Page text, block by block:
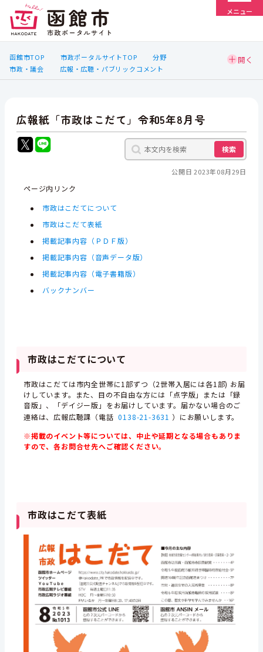
メニュー
函館市TOP 市政ポータルサイトTOP
分野
市政・議会
広報・広聴・パブリックコメント
広報紙「市政はこだて」令和5年8月号
検索
公開日 2023年08月29日
ページ内リンク
市政はこだてについて
市政はこだて表紙
掲載記事内容（ＰＤＦ版）
掲載記事内容（音声データ版）
掲載記事内容（電子書籍版）
バックナンバー
市政はこだてについて
市政はこだては市内全世帯に1部ずつ（2世帯入居には各1部) お届
けしています。また、目の不自由な方には「点字版」または「録
音版」、「デイジー版」をお届けしています。届かない場合のご
連絡は、広報広聴課（電話 0138-21-3631 ）にお願いします。
※掲載のイベント等については、中止や延期となる場合もありま
すので、各お問合せ先へご確認ください。
市政はこだて表紙